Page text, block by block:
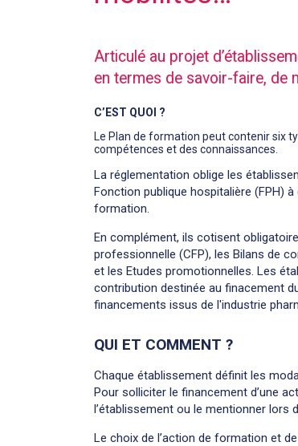
Articulé au projet
en termes de savoir-faire, de
C’EST QUOI ?
Le Plan de formation peut contenir six
compétences et des connaissances.
La réglementation oblige les
Fonction publique hospitalière (FPH)
formation.
En complément, ils cotisent
professionnelle (CFP), les Bilans de
et les Etudes promotionnelles. Les
contribution destinée au finacement
financements issus de l'industrie
QUI ET COMMENT ?
Chaque établissement définit les
Pour solliciter le financement d’une
l’établissement ou le mentionner lors
Le choix de l’action de formation et